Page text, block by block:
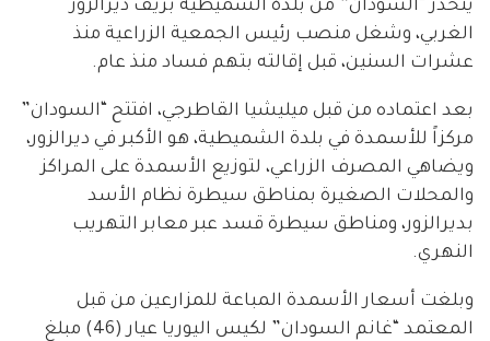
ينحدر “السودان” من بلدة الشميطية بريف ديرالزور
الغربي، وشغل منصب رئيس الجمعية الزراعية منذ
عشرات السنين، قبل إقالته بتهم فساد منذ عام.
بعد اعتماده من قبل ميليشيا القاطرجي، افتتح “السودان”
مركزاً للأسمدة في بلدة الشميطية، هو الأكبر في ديرالزور،
ويضاهي المصرف الزراعي، لتوزيع الأسمدة على المراكز
والمحلات الصغيرة بمناطق سيطرة نظام الأسد
بديرالزور، ومناطق سيطرة قسد عبر معابر التهريب
النهري.
وبلغت أسعار الأسمدة المباعة للمزارعين من قبل
المعتمد “غانم السودان” لكيس اليوريا عيار (46) مبلغ